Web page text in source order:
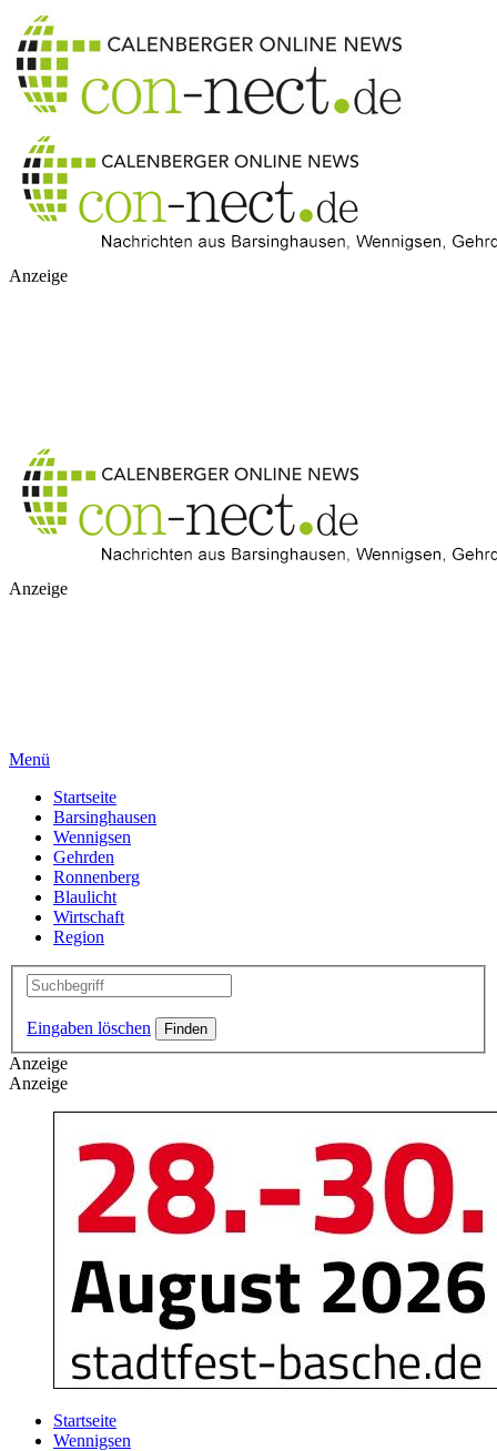
Anzeige
Anzeige
Menü
Startseite
Barsinghausen
Wennigsen
Gehrden
Ronnenberg
Blaulicht
Wirtschaft
Region
Eingaben löschen
Anzeige
Anzeige
Startseite
Wennigsen